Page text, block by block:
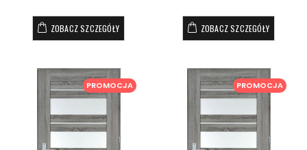
ZOBACZ SZCZEGÓŁY ZOBACZ SZCZEGÓŁY
PROMOCJA PROMOCJA